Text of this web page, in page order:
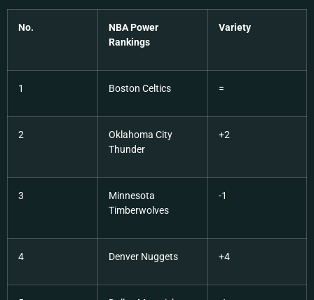
No.
NBA Power
Rankings
Variety
1 Boston Celtics =
2
Oklahoma City
Thunder
+2
3
Minnesota
Timberwolves
-1
4 Denver Nuggets +4